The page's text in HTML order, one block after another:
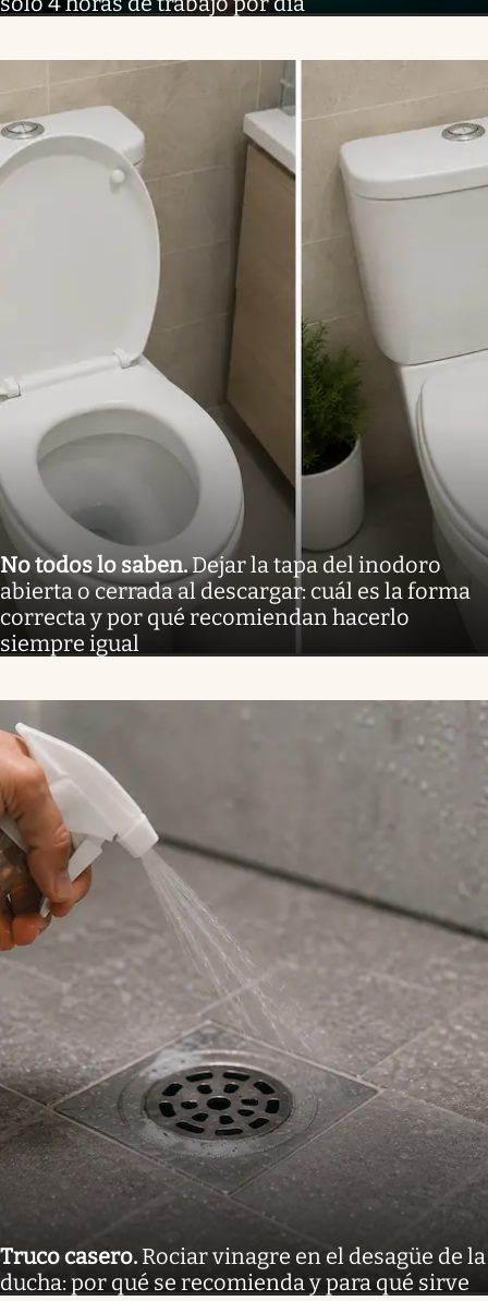
No todos lo saben.Dejar la tapa del inodoro
abierta o cerrada al descargar: cuál es la forma
correcta y por qué recomiendan hacerlo
siempre igual
Truco casero. Rociar vinagre en el desagüe de la
ducha: por qué se recomienda y para qué sirve